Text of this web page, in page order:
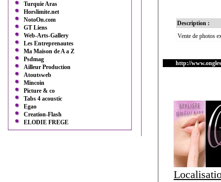
Turquie Aras
Horslimite.net
NotoOn.com
GT Liens
Web-Arts-Gallery
Les Entreprenautes
Ma Maison de A a Z
Psdmag
Ailleur Production
Atoutsweb
Mincoin
Picture & co
Tabs 4 acoustic
Egao
Creation-Flash
ELODIE FREGE
Description :
Vente de photos
http://